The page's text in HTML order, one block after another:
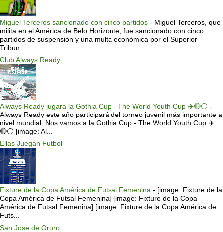
Miguel Terceros sancionado con cinco partidos - Miguel Terceros, que
milita en el América de Belo Horizonte, fue sancionado con cinco
partidos de suspensión y una multa económica por el Superior
Tribun...
Club Always Ready
Always Ready jugara la Gothia Cup - The World Youth Cup ✈️🔴⚪️ -
Always Ready este año participará del torneo juvenil más importante a
nivel mundial. Nos vamos a la Gothia Cup - The World Youth Cup ✈️
🔴⚪️ [image: Al...
Ellas Juegan Futbol
Fixture de la Copa América de Futsal Femenina - [image: Fixture de la
Copa América de Futsal Femenina] [image: Fixture de la Copa
América de Futsal Femenina] [image: Fixture de la Copa América de
Futs...
San Jose de Oruro